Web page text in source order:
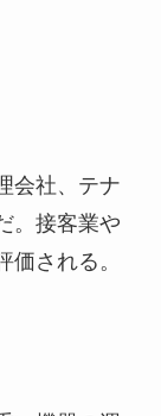
会社、テナ
。接客業や
される。